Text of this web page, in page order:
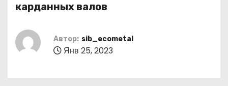
карданных валов
Автор: sib_ecometal
Янв 25, 2023